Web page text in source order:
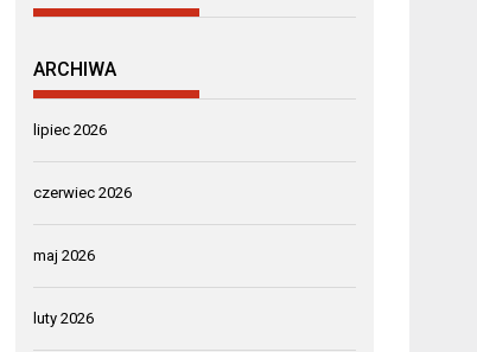
ARCHIWA
lipiec 2026
czerwiec 2026
maj 2026
luty 2026